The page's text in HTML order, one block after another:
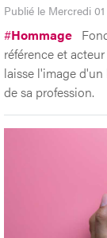
Publié le Mercredi
#Hommage
référence et
laisse l'image
de sa profession.